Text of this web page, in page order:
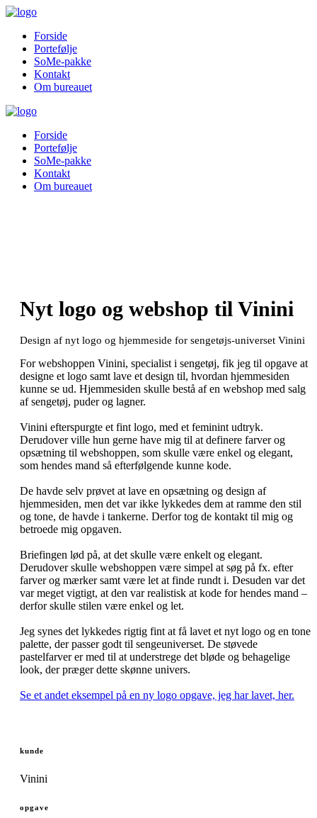
Forside
Portefølje
SoMe-pakke
Kontakt
Om bureauet
Forside
Portefølje
SoMe-pakke
Kontakt
Om bureauet
Nyt logo og webshop til Vinini
Design af nyt logo og hjemmeside for sengetøjs-universet Vinini
For webshoppen Vinini, specialist i sengetøj, fik jeg til opgave at
designe et logo samt lave et design til, hvordan hjemmesiden
kunne se ud. Hjemmesiden skulle bestå af en webshop med salg
af sengetøj, puder og lagner.
Vinini efterspurgte et fint logo, med et feminint udtryk.
Derudover ville hun gerne have mig til at definere farver og
opsætning til webshoppen, som skulle være enkel og elegant,
som hendes mand så efterfølgende kunne kode.
De havde selv prøvet at lave en opsætning og design af
hjemmesiden, men det var ikke lykkedes dem at ramme den stil
og tone, de havde i tankerne. Derfor tog de kontakt til mig og
betroede mig opgaven.
Briefingen lød på, at det skulle være enkelt og elegant.
Derudover skulle webshoppen være simpel at søg på fx. efter
farver og mærker samt være let at finde rundt i. Desuden var det
var meget vigtigt, at den var realistisk at kode for hendes mand –
derfor skulle stilen være enkel og let.
Jeg synes det lykkedes rigtig fint at få lavet et nyt logo og en tone
palette, der passer godt til sengeuniverset. De støvede
pastelfarver er med til at understrege det bløde og behagelige
look, der præger dette skønne univers.
Se et andet eksempel på en ny logo opgave, jeg har lavet, her.
kunde
Vinini
opgave